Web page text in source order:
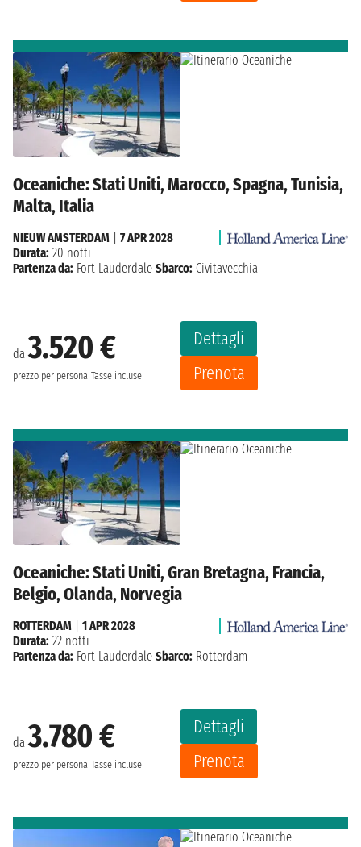
Oceaniche: Stati Uniti, Marocco, Spagna, Tunisia,
Malta, Italia
da3.520 €
prezzo per persona Tasse incluse
Dettagli
Prenota
NIEUW AMSTERDAM
7 APR 2028
Durata: 20 notti
Partenza da: Fort Lauderdale Sbarco: Civitavecchia
Oceaniche: Stati Uniti, Gran Bretagna, Francia,
Belgio, Olanda, Norvegia
da3.780 €
prezzo per persona Tasse incluse
Dettagli
Prenota
ROTTERDAM
1 APR 2028
Durata: 22 notti
Partenza da: Fort Lauderdale Sbarco: Rotterdam